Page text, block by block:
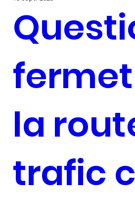
du port du casque
la
trafic